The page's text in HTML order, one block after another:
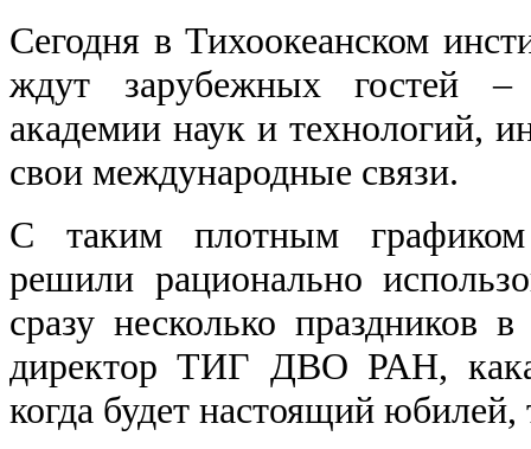
Сегодня в Тихоокеанском
ждут зарубежных гостей –
академии наук и технологий,
свои международные связи.
С таким плотным графиком
решили рационально
сразу несколько праздников
директор ТИГ ДВО РАН,
когда будет настоящий юбилей,